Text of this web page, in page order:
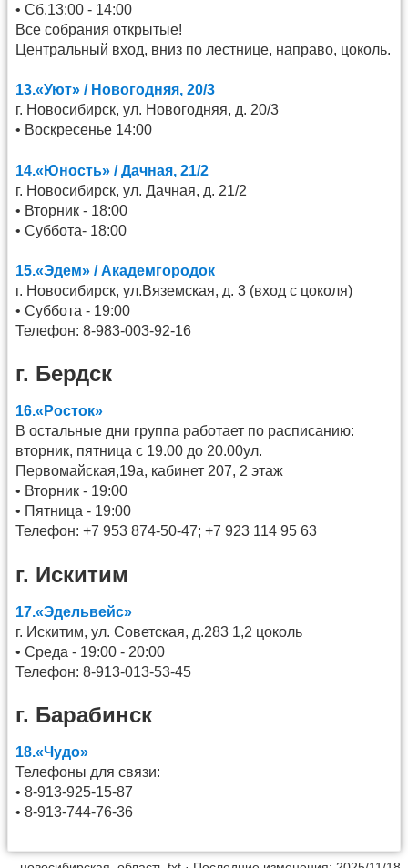
• Сб.13:00 - 14:00
Все собрания открытые!
Центральный вход, вниз по лестнице, направо, цоколь.
13.«Уют» / Новогодняя, 20/3
г. Новосибирск, ул. Новогодняя, д. 20/3
• Воскресенье 14:00
14.«Юность» / Дачная, 21/2
г. Новосибирск, ул. Дачная, д. 21/2
• Вторник - 18:00
• Суббота- 18:00
15.«Эдем» / Академгородок
г. Новосибирск, ул.Вяземская, д. 3 (вход с цоколя)
• Суббота - 19:00
Телефон: 8-983-003-92-16
г. Бердск
16.«Росток»
В остальные дни группа работает по расписанию:
вторник, пятница с 19.00 до 20.00ул.
Первомайская,19а, кабинет 207, 2 этаж
• Вторник - 19:00
• Пятница - 19:00
Телефон: +7 953 874-50-47; +7 923 114 95 63
г. Искитим
17.«Эдельвейс»
г. Искитим, ул. Советская, д.283 1,2 цоколь
• Среда - 19:00 - 20:00
Телефон: 8-913-013-53-45
г. Барабинск
18.«Чудо»
Телефоны для связи:
• 8-913-925-15-87
• 8-913-744-76-36